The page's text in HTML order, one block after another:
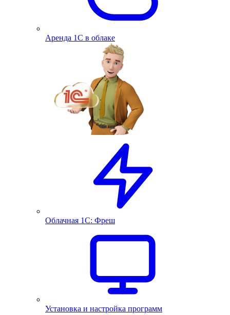
Аренда 1С в облаке
Облачная 1С: Фреш
Установка и настройка программ